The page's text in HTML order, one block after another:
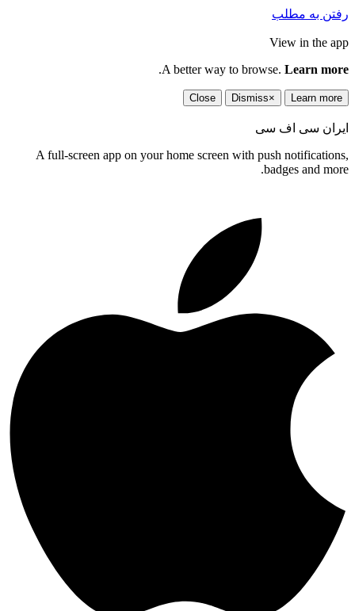
رفتن به مطلب
View in the app
A better way to browse. Learn more
.
Learn more
×
Dismiss
Close
ایران سی اف سی
A full-screen app on your home screen with push notifications,
badges and more.